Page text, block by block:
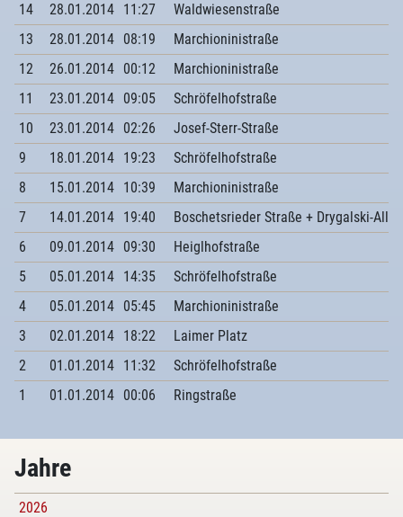
14
28.01.2014 11:27
Waldwiesenstraße
13
28.01.2014 08:19
Marchioninistraße
12
26.01.2014 00:12
Marchioninistraße
11
23.01.2014 09:05
Schröfelhofstraße
10
23.01.2014 02:26
Josef-Sterr-Straße
9
18.01.2014 19:23
Schröfelhofstraße
8
15.01.2014 10:39
Marchioninistraße
7
14.01.2014 19:40
Boschetsrieder Straße + Drygalski-Allee
6
09.01.2014 09:30
Heiglhofstraße
5
05.01.2014 14:35
Schröfelhofstraße
4
05.01.2014 05:45
Marchioninistraße
3
02.01.2014 18:22
Laimer Platz
2
01.01.2014 11:32
Schröfelhofstraße
1
01.01.2014 00:06 Ringstraße
Jahre
2026